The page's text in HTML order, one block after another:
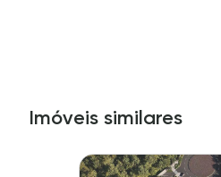
Imóveis similares